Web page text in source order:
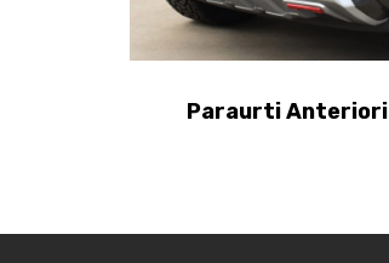
Paraurti Anteriori